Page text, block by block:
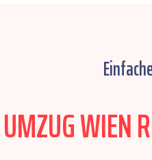
UMZUG WIEN